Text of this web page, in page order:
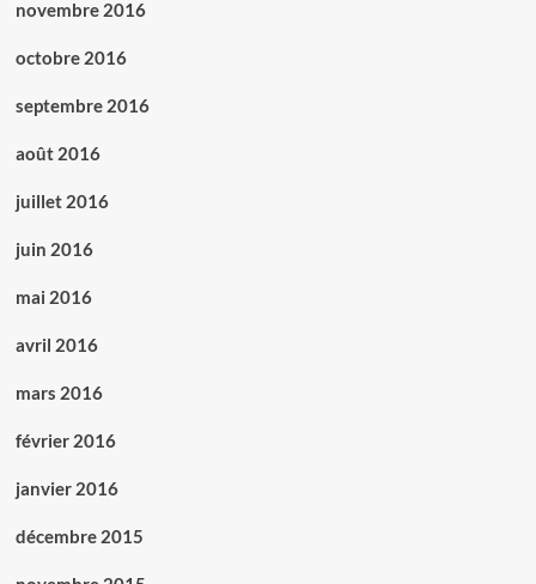
novembre 2016
octobre 2016
septembre 2016
août 2016
juillet 2016
juin 2016
mai 2016
avril 2016
mars 2016
février 2016
janvier 2016
décembre 2015